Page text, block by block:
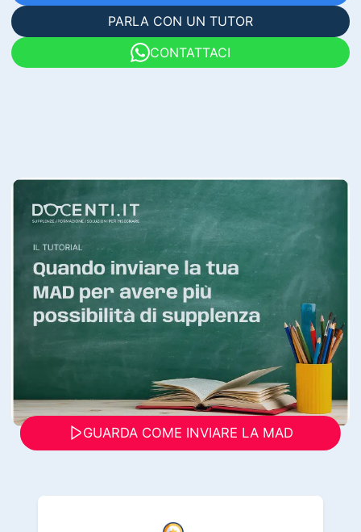
PARLA CON UN TUTOR
CONTATTACI
GUARDA COME INVIARE LA MAD